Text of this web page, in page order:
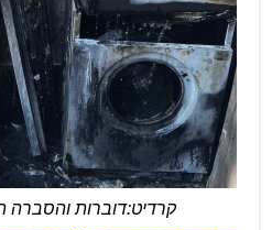
קרדיט:דוברות והסברה